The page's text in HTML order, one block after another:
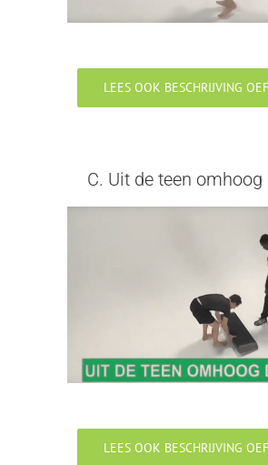
LEES OOK BESCHRIJVING
C. Uit de teen omhoog
LEES OOK BESCHRIJVING